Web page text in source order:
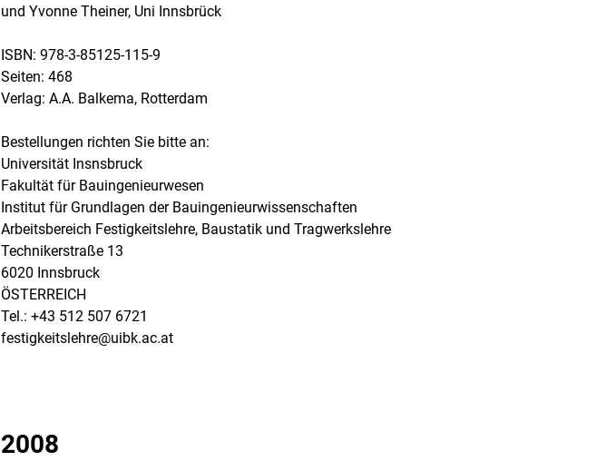
und Yvonne Theiner, Uni Innsbrück
ISBN: 978-3-85125-115-9
Seiten: 468
Verlag: A.A. Balkema, Rotterdam
Bestellungen richten Sie bitte an:
Universität Insnsbruck
Fakultät für Bauingenieurwesen
Institut für Grundlagen der Bauingenieurwissenschaften
Arbeitsbereich Festigkeitslehre, Baustatik und Tragwerkslehre
Technikerstraße 13
6020 Innsbruck
ÖSTERREICH
Tel.: +43 512 507 6721
festigkeitslehre@uibk.ac.at
2008